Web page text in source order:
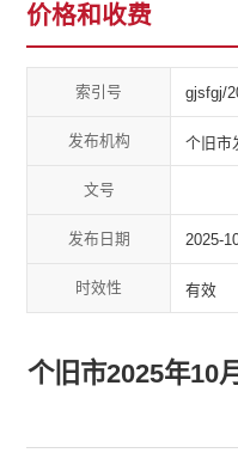
价格和收费
索引号 gjsfgj/
发布机构 个旧市
文号
发布日期 2025-
时效性 有效
个旧市2025年10